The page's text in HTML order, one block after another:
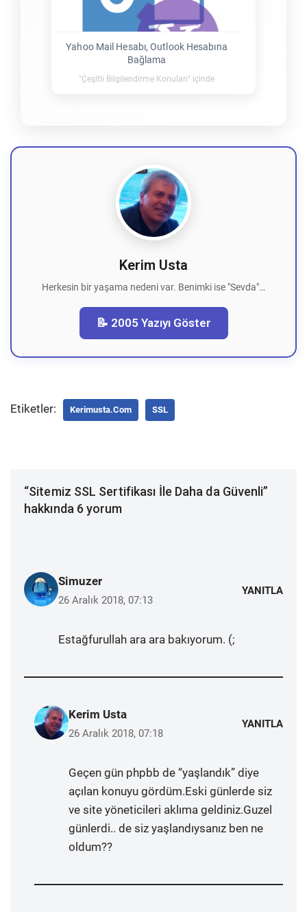
Yahoo Mail Hesabı, Outlook Hesabına
Bağlama
"Çeşitli Bilgilendirme Konuları" içinde
Kerim Usta
Herkesin bir yaşama nedeni var. Benimki ise "Sevda"…
📝 2005 Yazıyı Göster
Etiketler: Kerimusta.com SSL
“Sitemiz SSL Sertifikası İle Daha da Güvenli”
hakkında 6 yorum
Simuzer
26 Aralık 2018, 07:13
YANITLA
Estağfurullah ara ara bakıyorum. (;
Kerim Usta
26 Aralık 2018, 07:18
YANITLA
Geçen gün phpbb de “yaşlandık” diye
açılan konuyu gördüm.Eski günlerde siz
ve site yöneticileri aklıma geldiniz.Guzel
günlerdi.. de siz yaşlandıysanız ben ne
oldum??